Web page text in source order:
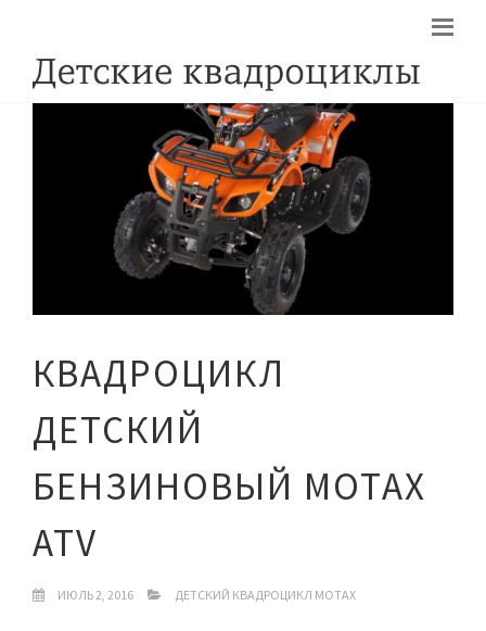
КВАДРОЦИКЛ
ДЕТСКИЙ
БЕНЗИНОВЫЙ MOTAX
ATV
ИЮЛЬ 2, 2016 ДЕТСКИЙ КВАДРОЦИКЛ MOTAX